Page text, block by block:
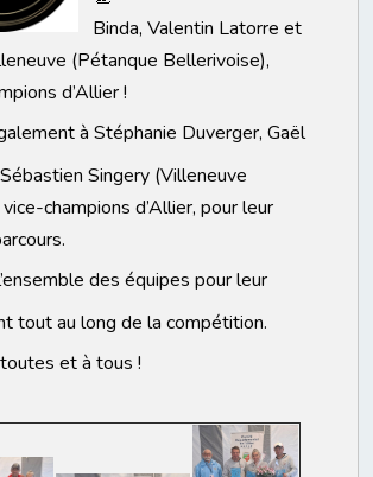
Binda, Valentin Latorre et
(Pétanque Bellerivoise),
d’Allier !
à Stéphanie Duverger, Gaël
Singery (Villeneuve
champions d’Allier, pour leur
des équipes pour leur
tout au long de la compétition.
et à tous !